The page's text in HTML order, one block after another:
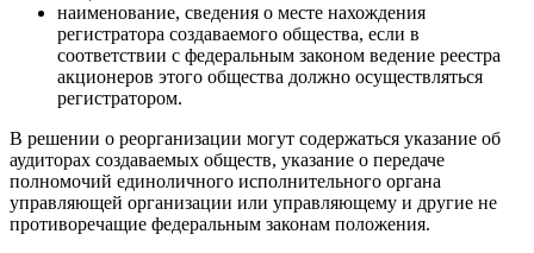
наименование, сведения о месте нахождения
регистратора создаваемого общества, если в
соответствии с федеральным законом ведение реестра
акционеров этого общества должно осуществляться
регистратором.
В решении о реорганизации могут содержаться указание об
аудиторах создаваемых обществ, указание о передаче
полномочий единоличного исполнительного органа
управляющей организации или управляющему и другие не
противоречащие федеральным законам положения.